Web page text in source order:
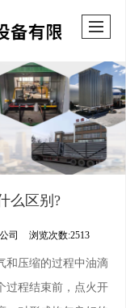
么区别?
司 浏览次数:2513
和压缩的过程中油滴
过程结束前，点火开